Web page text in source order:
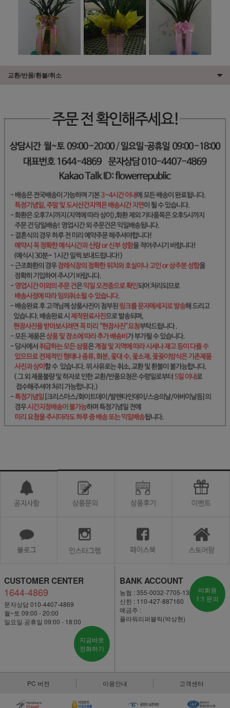
교환/반품/환불/취소
CUSTOMER CENTER
1644-4869
문자상담 010-4407-4869
월~토 09:00 - 20:00
일요일·공휴일 09:00 - 18:00
지금바로
전화하기
BANK ACCOUNT
농협 : 355-0032-7705-13
신한 : 110-427-887160
예금주 :
플라워리퍼블릭(박상현)
비회원
1:1 문의
PC 버전 이용안내 고객센터